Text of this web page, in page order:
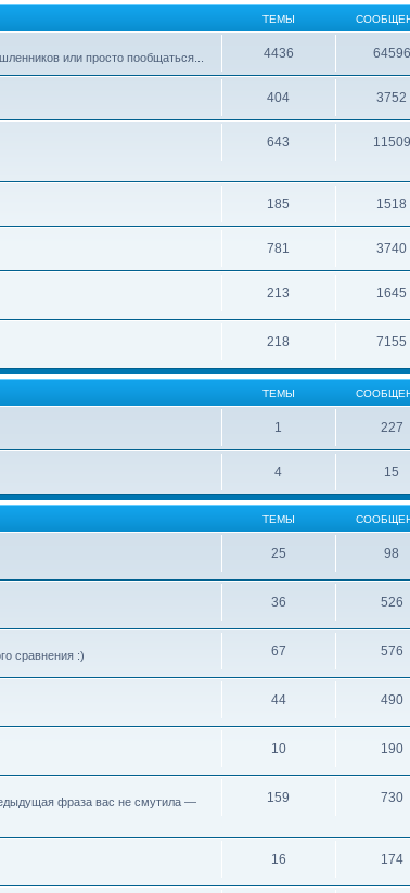
ТЕМЫ
или просто пообщаться... 4436 64596
404 3752
643 11509
185 1518
781 3740
213 1645
218 7155
ТЕМЫ
1 227
4 15
ТЕМЫ
25 98
36 526
сравнения :)
67 576
44 490
10 190
фраза вас не смутила —
159 730
16 174